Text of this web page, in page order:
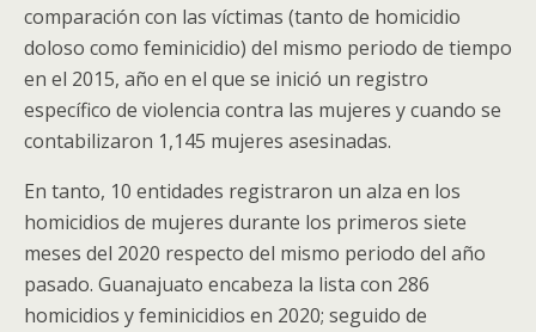
comparación con las víctimas (tanto de homicidio
doloso como feminicidio) del mismo periodo de tiempo
en el 2015, año en el que se inició un registro
específico de violencia contra las mujeres y cuando se
contabilizaron 1,145 mujeres asesinadas.
En tanto, 10 entidades registraron un alza en los
homicidios de mujeres durante los primeros siete
meses del 2020 respecto del mismo periodo del año
pasado. Guanajuato encabeza la lista con 286
homicidios y feminicidios en 2020; seguido de